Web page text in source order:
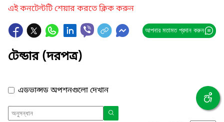
এই কনটেন্টটি শেয়ার করতে ক্লিক করুন
আপনার মতামত প্রদান করুন
টেন্ডার (দরপত্র)
এডভান্সড অপশনগুলো দেখান